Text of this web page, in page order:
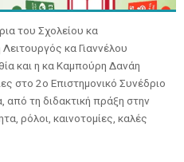
του Σχολείου κα
κα Γιαννέλου
και η κα Καμπούρη Δανάη
στο 2ο Επιστημονικό Συνέδριο
τη διδακτική πράξη στην
ρόλοι, καινοτομίες, καλές